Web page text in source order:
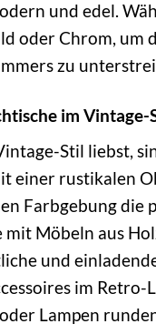
und edel.
oder Chrom, um
zu
im Vintage-
Stil liebst,
einer rustikalen
Farbgebung die
Möbeln aus
und
im Retro-
Lampen